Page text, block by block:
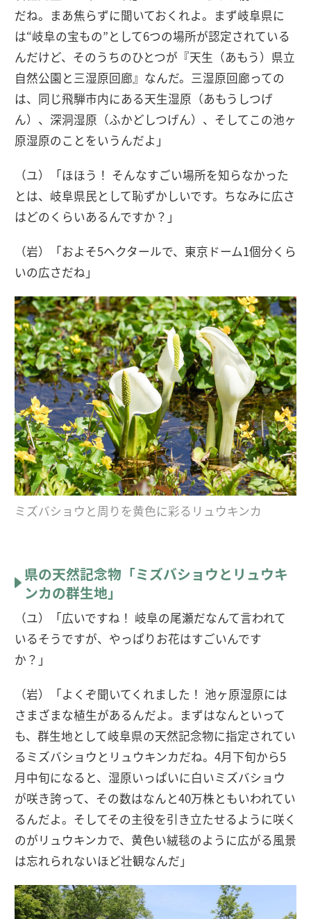
だね。まあ焦らずに聞いておくれよ。まず岐阜県に
は“岐阜の宝もの”として6つの場所が認定されている
んだけど、そのうちのひとつが『天生（あもう）県立
自然公園と三湿原回廊』なんだ。三湿原回廊っての
は、同じ飛騨市内にある天生湿原（あもうしつげ
ん）、深洞湿原（ふかどしつげん）、そしてこの池ヶ
原湿原のことをいうんだよ」
（ユ）「ほほう！ そんなすごい場所を知らなかった
とは、岐阜県民として恥ずかしいです。ちなみに広さ
はどのくらいあるんですか？」
（岩）「およそ5ヘクタールで、東京ドーム1個分くら
いの広さだね」
ミズバショウと周りを黄色に彩るリュウキンカ
県の天然記念物「ミズバショウとリュウキ
ンカの群生地」
（ユ）「広いですね！ 岐阜の尾瀬だなんて言われて
いるそうですが、やっぱりお花はすごいんです
か？」
（岩）「よくぞ聞いてくれました！ 池ヶ原湿原には
さまざまな植生があるんだよ。まずはなんといって
も、群生地として岐阜県の天然記念物に指定されてい
るミズバショウとリュウキンカだね。4月下旬から5
月中旬になると、湿原いっぱいに白いミズバショウ
が咲き誇って、その数はなんと40万株ともいわれてい
るんだよ。そしてその主役を引き立たせるように咲く
のがリュウキンカで、黄色い絨毯のように広がる風景
は忘れられないほど壮観なんだ」